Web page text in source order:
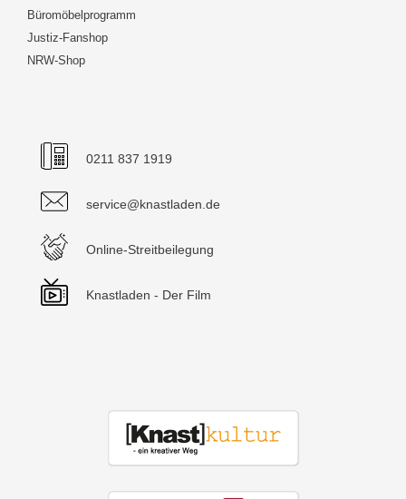
Büromöbelprogramm
Justiz-Fanshop
NRW-Shop
0211 837 1919
service@knastladen.de
Online-Streitbeilegung
Knastladen - Der Film